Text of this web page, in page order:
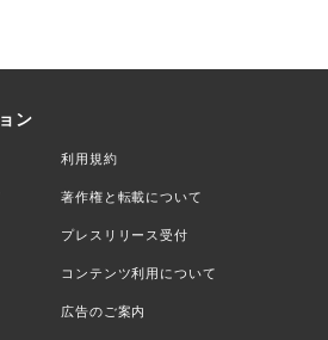
ン
利用規約
著作権と転載について
プレスリリース受付
コンテンツ利用について
広告のご案内